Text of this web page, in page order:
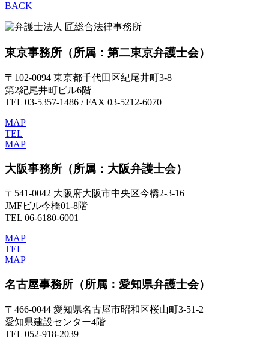
BACK
東京事務所 （所属：第二東京弁護士会）
〒102-0094 東京都千代田区紀尾井町3-8
第2紀尾井町ビル6階
TEL 03-5357-1486 / FAX 03-5212-6070
MAP
TEL
MAP
大阪事務所 （所属：大阪弁護士会）
〒541-0042 大阪府大阪市中央区今橋2-3-16
JMFビル今橋01-8階
TEL 06-6180-6001
MAP
TEL
MAP
名古屋事務所 （所属：愛知県弁護士会）
〒466-0044 愛知県名古屋市昭和区桜山町3-51-2
愛知県建設センター4階
TEL 052-918-2039